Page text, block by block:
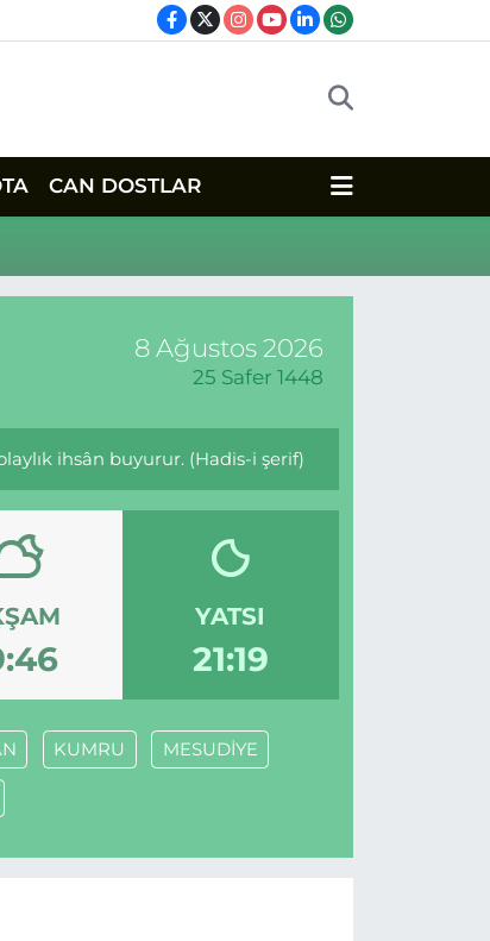
CAN DOSTLAR
8 Ağustos 2026
25 Safer 1448
ihsân buyurur. (Hadis-i şerif)
YATSI
21:19
KUMRU MESUDİYE